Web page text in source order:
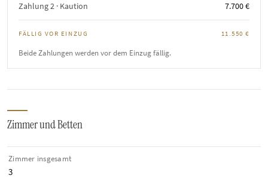
Zahlung 2 · Kaution
7.700 €
FÄLLIG VOR EINZUG 11.550 €
Beide Zahlungen werden vor dem Einzug fällig.
Zimmer und Betten
Zimmer insgesamt
3